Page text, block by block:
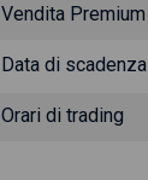
Vendita Premium
Data di scadenza
Orari di trading